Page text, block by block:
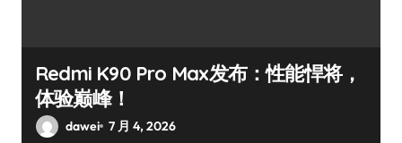
Redmi K90 Pro Max发布：性能悍将，
体验巅峰！
dawei 7 月 4, 2026